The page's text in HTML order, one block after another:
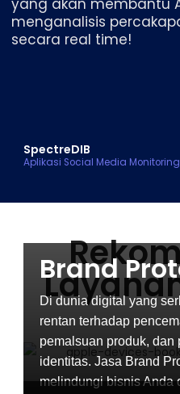
yang akan membantu
menganalisis
secara real time!
SpectreDIB
Aplikasi Social Media Monitoring
Brand
Di dunia digital yang
rentan terhadap
pemalsuan produk, dan
identitas. Jasa Brand
melindungi bisnis Anda